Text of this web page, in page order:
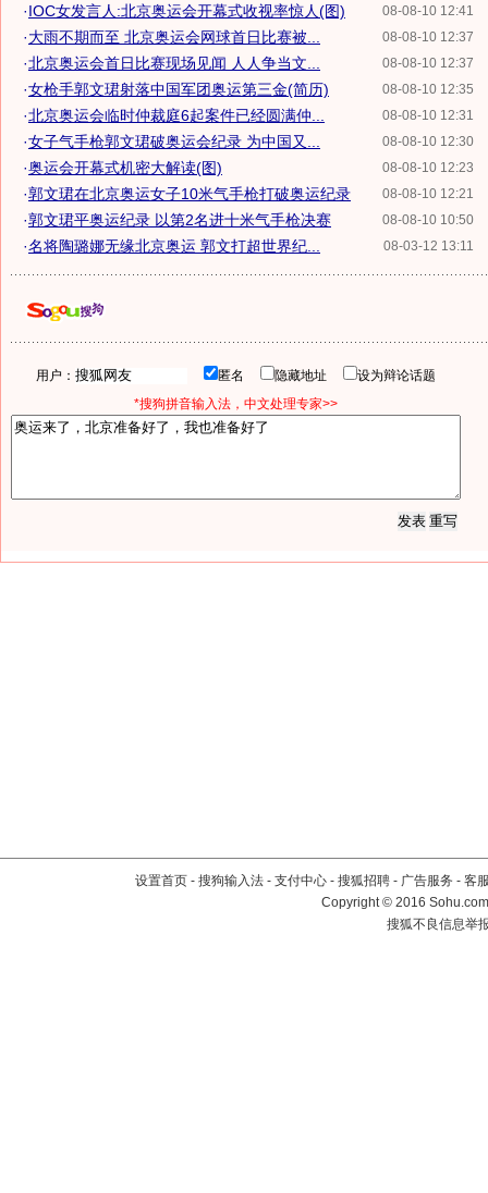
08-08-10 12:41
·IOC女发言人:北京奥运会开幕式收视率惊人(图)
08-08-10 12:37
·大雨不期而至 北京奥运会网球首日比赛被...
08-08-10 12:37
·北京奥运会首日比赛现场见闻 人人争当文...
08-08-10 12:35
·女枪手郭文珺射落中国军团奥运第三金(简历)
08-08-10 12:31
·北京奥运会临时仲裁庭6起案件已经圆满仲...
08-08-10 12:30
·女子气手枪郭文珺破奥运会纪录 为中国又...
08-08-10 12:23
·奥运会开幕式机密大解读(图)
08-08-10 12:21
·郭文珺在北京奥运女子10米气手枪打破奥运纪录
08-08-10 10:50
·郭文珺平奥运纪录 以第2名进十米气手枪决赛
08-03-12 13:11
·名将陶璐娜无缘北京奥运 郭文打超世界纪...
用户： 匿名 隐藏地址
设为辩论话题
*搜狗拼音输入法，中文处理专家>>
设置首页 - 搜狗输入法 - 支付中心 - 搜狐招聘 - 广告服务 - 客
Copyright©2016
搜狐不良信息举